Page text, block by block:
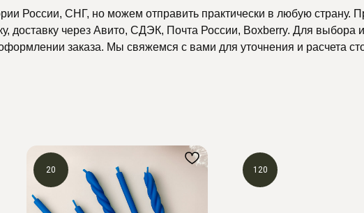
России, СНГ, но можем отправить практически в любую страну.
доставку через Авито, СДЭК, Почта России, Boxberry. Для выбора
заказа. Мы свяжемся с вами для уточнения и расчета
20 120